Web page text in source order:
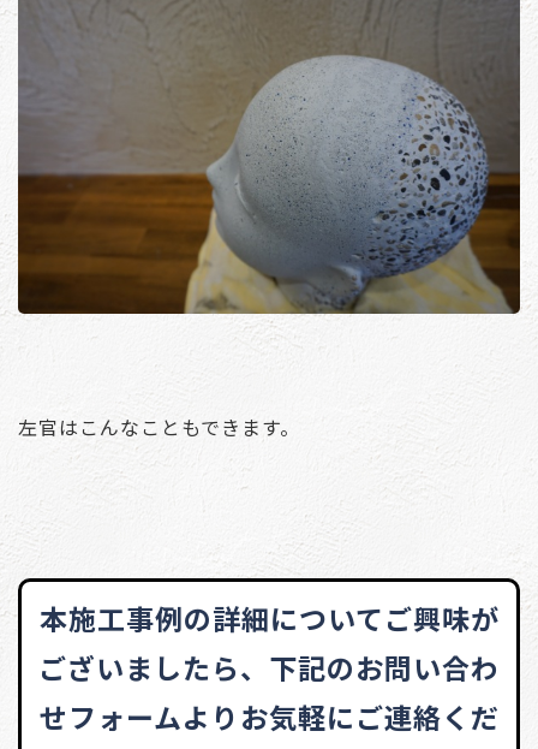
左官はこんなこともできます。
本施工事例の詳細についてご興味が
ございましたら、 下記のお問い合わ
せフォームよりお気軽にご連絡くだ